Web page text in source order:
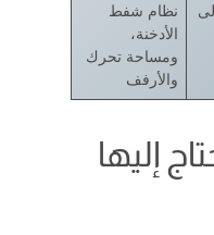
إلى
نظام شفط
الأدخنة،
ومساحة تحرك
والأرفف
إليها